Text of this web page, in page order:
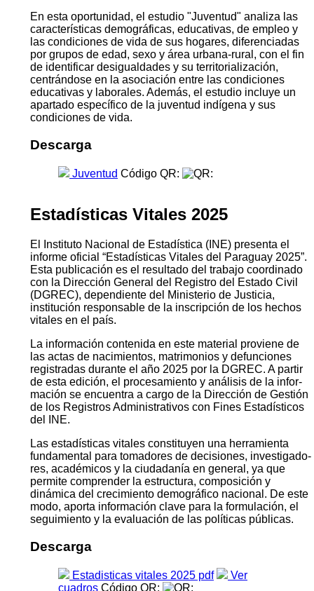
En esta oportunidad, el estudio "Juventud" analiza las
características demográficas, educativas, de empleo y
las condiciones de vida de sus hogares, diferenciadas
por grupos de edad, sexo y área urbana-rural, con el fin
de identificar desigualdades y su territorialización,
centrándose en la asociación entre las condiciones
educativas y laborales. Además, el estudio incluye un
apartado específico de la juventud indígena y sus
condiciones de vida.
Descarga
Juventud Código QR:
Estadísticas Vitales 2025
El Instituto Nacional de Estadística (INE) presenta el
informe oficial “Estadísticas Vitales del Paraguay 2025”.
Esta publicación es el resultado del trabajo coordinado
con la Dirección General del Registro del Estado Civil
(DGREC), dependiente del Ministerio de Justicia,
institución responsable de la inscripción de los hechos
vitales en el país.
La información contenida en este material proviene de
las actas de nacimientos, matrimonios y defunciones
registradas durante el año 2025 por la DGREC. A partir
de esta edición, el procesamiento y análisis de la infor­
mación se encuentra a cargo de la Dirección de Gestión
de los Registros Administrativos con Fines Estadísticos
del INE.
Las estadísticas vitales constituyen una herramienta
fundamental para tomadores de decisiones, investigado­
res, académicos y la ciudadanía en general, ya que
permite comprender la estructura, composición y
dinámica del crecimiento demográfico nacional. De este
modo, aporta información clave para la formulación, el
segui­miento y la evaluación de las políticas públicas.
Descarga
Estadisticas vitales 2025 pdf
Ver
cuadros Código QR: